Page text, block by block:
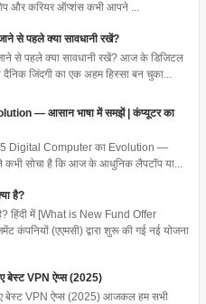
और करियर ऑप्शंस कभी आपने ...
से पहले क्या सावधानी रखें?
से पहले क्या सावधानी रखें? आज के डिजिटल
जिंदगी का एक अहम हिस्सा बन चुका...
— आसान भाषा में समझें | कंप्यूटर का
Digital Computer का Evolution —
सोचा है कि आज के आधुनिक लैपटॉप या...
है?
हिंदी में [What is New Fund Offer
(एएमसी) द्वारा शुरू की गई नई योजना
VPN ऐप्स (2025)
VPN ऐप्स (2025) आजकल हम सभी